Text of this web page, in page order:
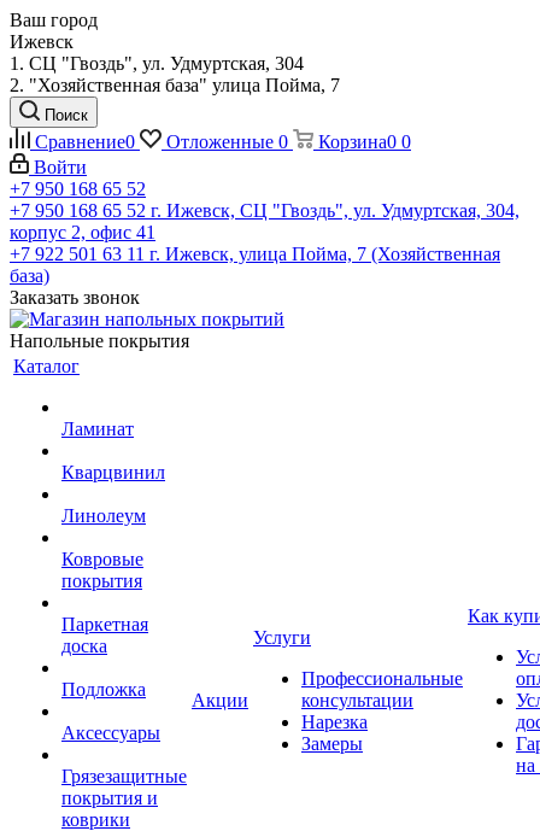
Ваш город
Ижевск
1. СЦ "Гвоздь", ул. Удмуртская, 304
2. "Хозяйственная база" улица Пойма, 7
Поиск
Сравнение0 Отложенные 0 Корзина0 0
Войти
+7 950 168 65 52
+7 950 168 65 52 г. Ижевск, СЦ "Гвоздь", ул. Удмуртская, 304,
корпус 2, офис 41
+7 922 501 63 11 г. Ижевск, улица Пойма, 7 (Хозяйственная
база)
Заказать звонок
Напольные покрытия
Каталог
Ламинат
Кварцвинил
Линолеум
Ковровые
покрытия
Паркетная
доска
Подложка
Аксессуары
Грязезащитные
покрытия и
коврики
Акции
Услуги
Профессиональные
консультации
Нарезка
Замеры
Как
на